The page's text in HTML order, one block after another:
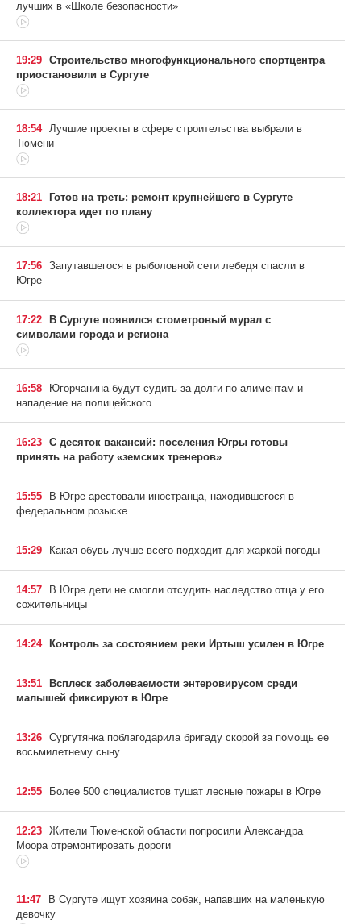
лучших в «Школе безопасности»
19:29 Строительство многофункционального спортцентра
приостановили в Сургуте
18:54 Лучшие проекты в сфере строительства выбрали в
Тюмени
18:21
Готов на треть: ремонт крупнейшего в Сургуте
коллектора идет по плану
17:56 Запутавшегося в рыболовной сети лебедя спасли в
Югре
17:22
В Сургуте появился стометровый мурал с
символами города и региона
16:58
Югорчанина будут судить за долги по алиментам и
нападение на полицейского
16:23 С десяток вакансий: поселения Югры готовы
принять на работу «земских тренеров»
15:55
В Югре арестовали иностранца, находившегося в
федеральном розыске
15:29 Какая обувь лучше всего подходит для жаркой погоды
14:57
В Югре дети не смогли отсудить наследство отца у его
сожительницы
14:24 Контроль за состоянием реки Иртыш усилен в Югре
13:51
Всплеск заболеваемости энтеровирусом среди
малышей фиксируют в Югре
13:26 Сургутянка поблагодарила бригаду скорой за помощь ее
восьмилетнему сыну
12:55 Более 500 специалистов тушат лесные пожары в Югре
12:23 Жители Тюменской области попросили Александра
Моора отремонтировать дороги
11:47
В Сургуте ищут хозяина собак, напавших на маленькую
девочку